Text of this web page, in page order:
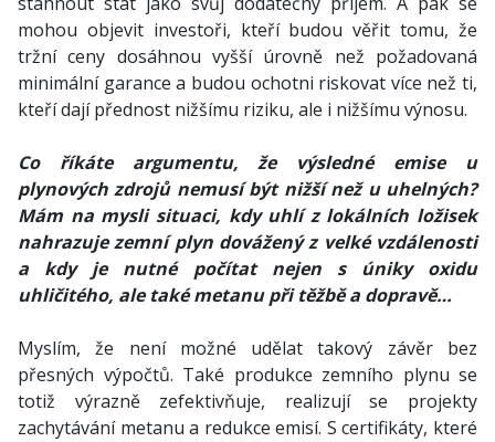
mohou objevit investoři, kteří budou věřit tomu, že
tržní ceny dosáhnou vyšší úrovně než požadovaná
minimální garance a budou ochotni riskovat více než ti,
kteří dají přednost nižšímu riziku, ale i nižšímu výnosu.
Co říkáte argumentu, že výsledné emise u
plynových zdrojů nemusí být nižší než u uhelných?
Mám na mysli situaci, kdy uhlí z lokálních ložisek
nahrazuje zemní plyn dovážený z velké vzdálenosti
a kdy je nutné počítat nejen s úniky oxidu
uhličitého, ale také metanu při těžbě a dopravě…
Myslím, že není možné udělat takový závěr bez
přesných výpočtů. Také produkce zemního plynu se
totiž výrazně zefektivňuje, realizují se projekty
zachytávání metanu a redukce emisí. S certifikáty, které